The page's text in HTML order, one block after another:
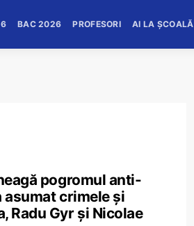
BAC 2026 PROFESORI AI LA ȘCOALĂ
pogromul anti-
crimele și
Radu Gyr și Nicolae